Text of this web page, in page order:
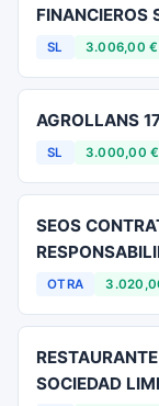
FINANCIEROS
SL 3.006,00 €
AGROLLANS
SL 3.000,00 €
SEOS
OTRA
SOCIEDAD